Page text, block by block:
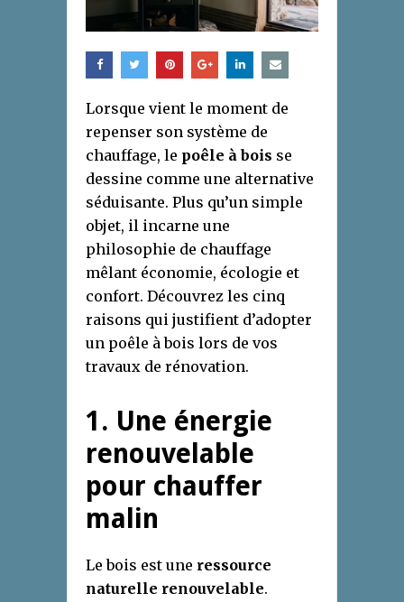
Lorsque vient le moment de
repenser son système de
chauffage, le poêle à bois se
dessine comme une alternative
séduisante. Plus qu’un simple
objet, il incarne une
philosophie de chauffage
mêlant économie, écologie et
confort. Découvrez les cinq
raisons qui justifient d’adopter
un poêle à bois lors de vos
travaux de rénovation.
1. Une énergie
renouvelable
pour chauffer
malin
Le bois est une ressource
naturelle renouvelable.